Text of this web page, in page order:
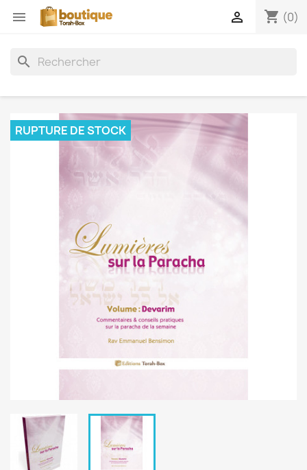
 shopping_cart (0)

search
RUPTURE DE STOCK